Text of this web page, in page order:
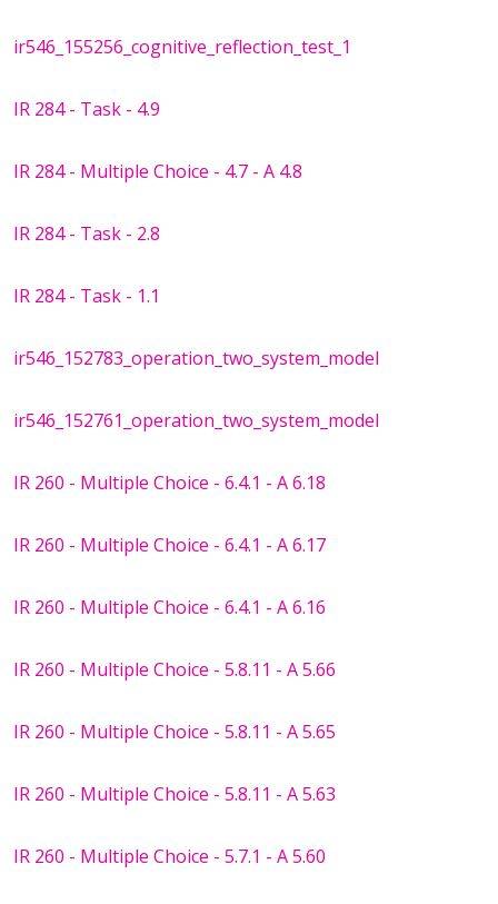
ir546_155256_cognitive_reflection_test_1
IR 284 - Task - 4.9
IR 284 - Multiple Choice - 4.7 - A 4.8
IR 284 - Task - 2.8
IR 284 - Task - 1.1
ir546_152783_operation_two_system_model
ir546_152761_operation_two_system_model
IR 260 - Multiple Choice - 6.4.1 - A 6.18
IR 260 - Multiple Choice - 6.4.1 - A 6.17
IR 260 - Multiple Choice - 6.4.1 - A 6.16
IR 260 - Multiple Choice - 5.8.11 - A 5.66
IR 260 - Multiple Choice - 5.8.11 - A 5.65
IR 260 - Multiple Choice - 5.8.11 - A 5.63
IR 260 - Multiple Choice - 5.7.1 - A 5.60